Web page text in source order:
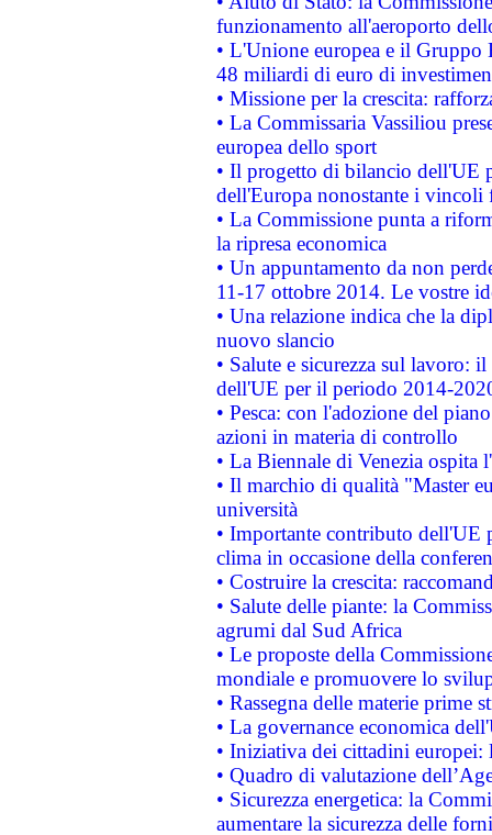
funzionamento all'aeroporto
• L'Unione europea e il
48 miliardi di euro di
• Missione per la crescita:
• La Commissaria Vassiliou
europea dello sport
• Il progetto di bilancio dell'UE
dell'Europa nonostante i vincoli
• La Commissione punta a
la ripresa economica
• Un appuntamento da non
11-17 ottobre 2014. Le vostre
• Una relazione indica che la
nuovo slancio
• Salute e sicurezza sul lavoro:
dell'UE per il periodo 2014-
• Pesca: con l'adozione del
azioni in materia di controllo
• La Biennale di Venezia ospita
• Il marchio di qualità "Master
università
• Importante contributo dell'UE
clima in occasione della
• Costruire la crescita:
• Salute delle piante: la
agrumi dal Sud Africa
• Le proposte della
mondiale e promuovere lo
• Rassegna delle materie prime
• La governance economica
• Iniziativa dei cittadini
• Quadro di valutazione
• Sicurezza energetica: la
aumentare la sicurezza delle